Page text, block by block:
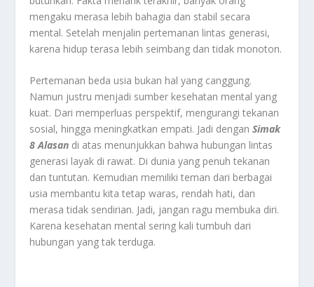
mengaku merasa lebih bahagia dan stabil secara
mental. Setelah menjalin pertemanan lintas generasi,
karena hidup terasa lebih seimbang dan tidak monoton.
Pertemanan beda usia bukan hal yang canggung.
Namun justru menjadi sumber kesehatan mental yang
kuat. Dari memperluas perspektif, mengurangi tekanan
sosial, hingga meningkatkan empati. Jadi denganSimak
8 Alasan di atas menunjukkan bahwa hubungan lintas
generasi layak di rawat. Di dunia yang penuh tekanan
dan tuntutan. Kemudian memiliki teman dari berbagai
usia membantu kita tetap waras, rendah hati, dan
merasa tidak sendirian. Jadi, jangan ragu membuka diri.
Karena kesehatan mental sering kali tumbuh dari
hubungan yang tak terduga.